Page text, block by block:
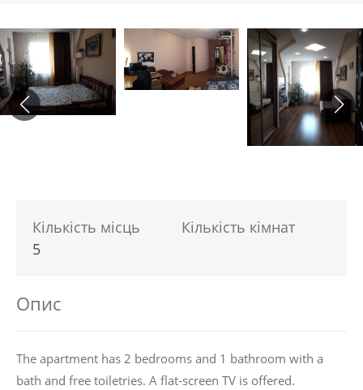
Кількість місць
5
Кількість кімнат
Опис
The apartment has 2 bedrooms and 1 bathroom with a
bath and free toiletries. A flat-screen TV is offered.